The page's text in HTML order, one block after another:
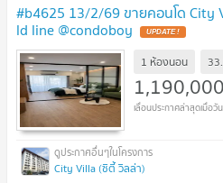
#b4625 13/2/69 ขายคอนโด City
ld line @condoboy UPDATE !
1 ห้องนอน
1,190,000
City Villa (ซิตี้ วิลล่า)